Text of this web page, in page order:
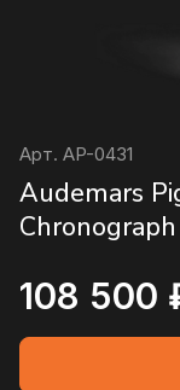
Арт. AP-0431
Audemars
108 500